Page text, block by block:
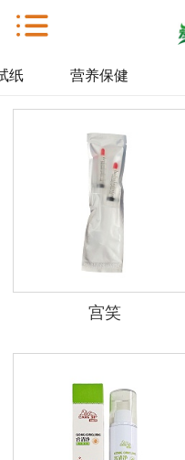
纸 营养保健
宫笑